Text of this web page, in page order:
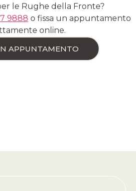
le Rughe della Fronte?
9888 o fissa un appuntamento
online.
APPUNTAMENTO